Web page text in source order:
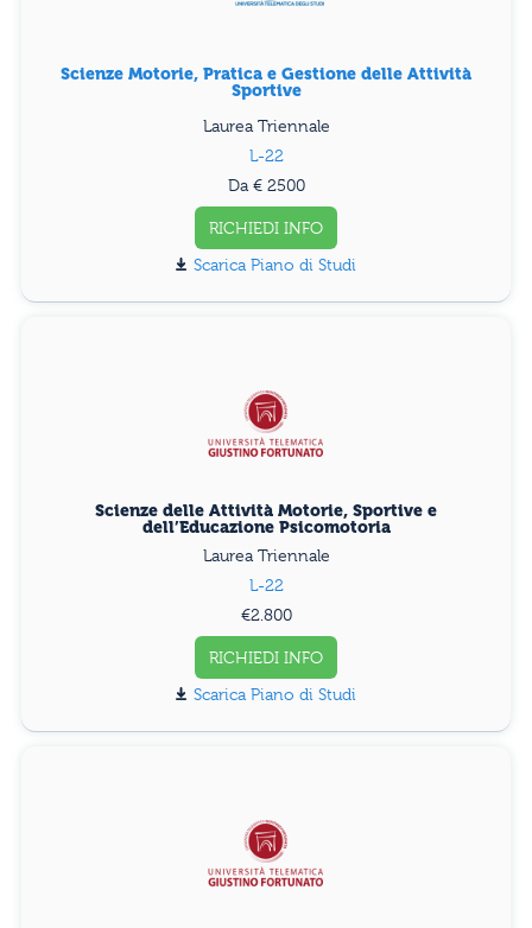
Scienze Motorie, Pratica e Gestione delle Attività
Sportive
Laurea Triennale
L-22
Da € 2500
RICHIEDI INFO
Piano di Studi
Scienze delle Attività Motorie, Sportive e
dell’Educazione Psicomotoria
Laurea Triennale
L-22
€2.800
RICHIEDI INFO
Piano di Studi